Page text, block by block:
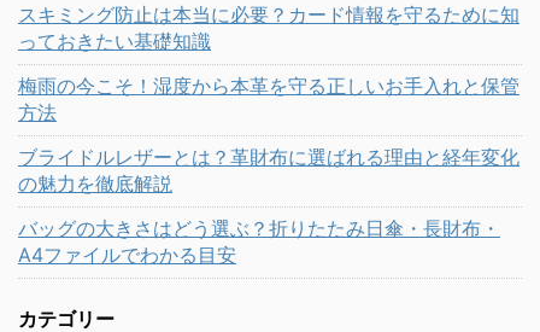
スキミング防止は本当に必要？カード情報を守るために知
っておきたい基礎知識
梅雨の今こそ！湿度から本革を守る正しいお手入れと保管
方法
ブライドルレザーとは？革財布に選ばれる理由と経年変化
の魅力を徹底解説
バッグの大きさはどう選ぶ？折りたたみ日傘・長財布・
A4ファイルでわかる目安
カテゴリー